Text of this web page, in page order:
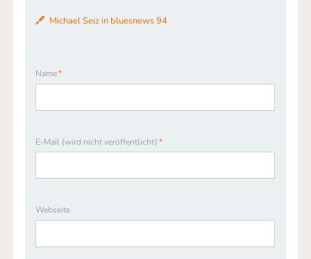
Michael Seiz in bluesnews 94
Pflichtfeld
Name*
Pflichtfeld
E-Mail (wird nicht veröffentlicht)*
Webseite